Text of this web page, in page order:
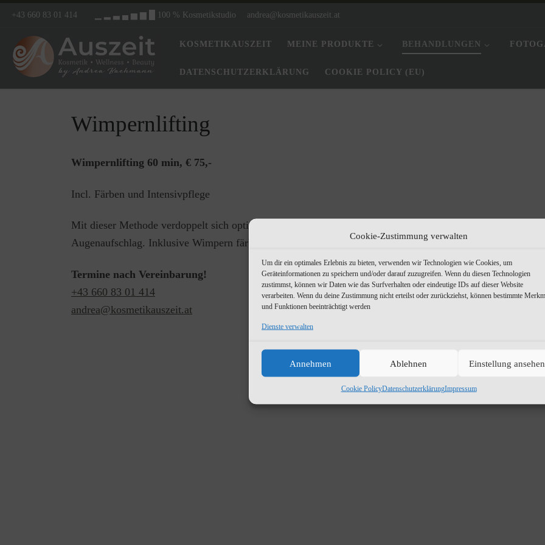
Cookie-Zustimmung verwalten
Um dir ein optimales Erlebnis zu bieten, verwenden wir Technologien wie Cookies, um
Geräteinformationen zu speichern und/oder darauf zuzugreifen. Wenn du diesen Technologien
zustimmst, können wir Daten wie das Surfverhalten oder eindeutige IDs auf dieser Website
verarbeiten. Wenn du deine Zustimmung nicht erteilst oder zurückziehst, können bestimmte
und Funktionen beeinträchtigt werden
Dienste verwalten
Annehmen Ablehnen Einstellung ansehen
Cookie PolicyDatenschutzerklärungImpressum
+43 660 83 01 414 ▁ ▂ ▃ ▄ ▅ ▆ █ 100 % Kosmetikstudio andrea@kosmetikauszeit.at
KOSMETIKAUSZEIT MEINE PRODUKTE BEHANDLUNGEN
DATENSCHUTZERKLÄRUNG COOKIE POLICY (EU)
Wimpernlifting
Wimpernlifting 60 min, € 75,-
Incl. Färben und Intensivpflege
Mit dieser Methode verdoppelt sich optisch die Wimpernlänge für einen unwiderstehlichen
Augenaufschlag. Inklusive Wimpern färben, Keratin Booster für noch mehr Volumen,
Termine nach Vereinbarung!
+43 660 83 01 414
andrea@kosmetikauszeit.at